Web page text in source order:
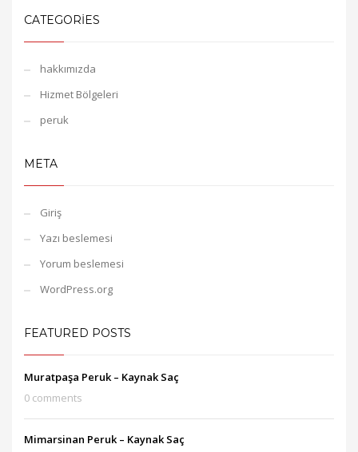
CATEGORIES
hakkımızda
Hizmet Bölgeleri
peruk
META
Giriş
Yazı beslemesi
Yorum beslemesi
WordPress.org
FEATURED POSTS
Muratpaşa Peruk – Kaynak Saç
0 comments
Mimarsinan Peruk – Kaynak Saç